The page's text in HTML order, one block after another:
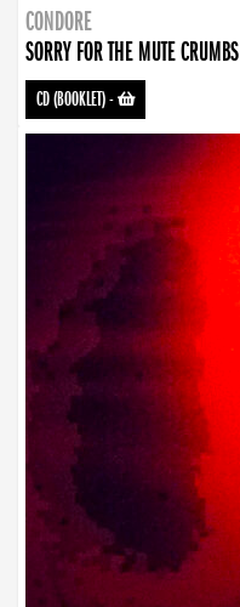
CONDORE
SORRY FOR THE MUTE CRUMBS
CD (BOOKLET)-